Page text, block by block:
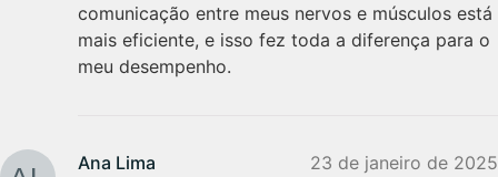
comunicação entre meus nervos e músculos está
mais eficiente, e isso fez toda a diferença para o
meu desempenho.
Ana Lima 23 de janeiro de 2025